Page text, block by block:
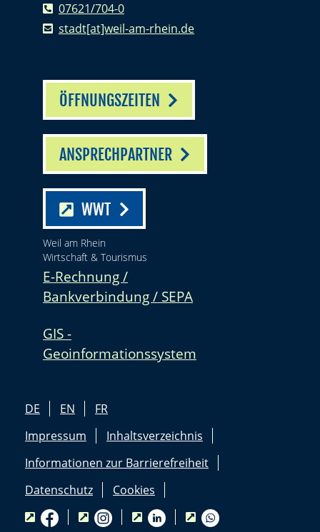
07621/704-0
stadt[at]weil-am-rhein.de
ÖFFNUNGSZEITEN
ANSPRECHPARTNER
WWT
Weil am Rhein
Wirtschaft & Tourismus
E-Rechnung /
Bankverbindung / SEPA
GIS -
Geoinformationssystem
DE EN
FR
Impressum
Inhaltsverzeichnis
Informationen zur Barrierefreiheit
Datenschutz
Cookies